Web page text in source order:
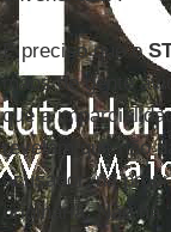
É preciso que o
mãos de gente
que a
revelam que não
acusador, na
originária. Não há